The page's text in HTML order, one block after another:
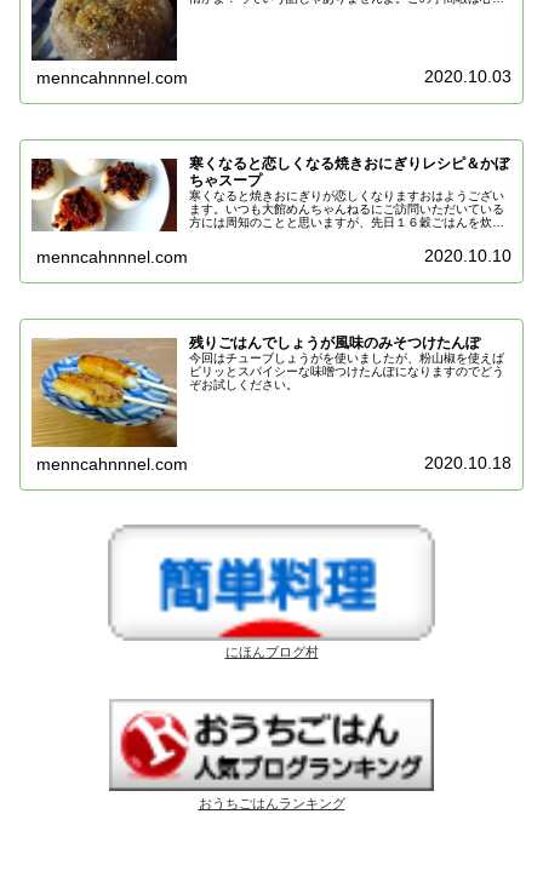
menncahnnnel.com 2020.10.03
寒くなると恋しくなる焼きおにぎりレシピ＆かぼ
ちゃスープ
寒くなると焼きおにぎりが恋しくなりますおはようござい
ます。いつも大館めんちゃんねるにご訪問いただいている
方には周知のことと思いますが、先日１６穀ごはんを炊い
menncahnnnel.com 2020.10.10
残りごはんでしょうが風味のみそつけたんぽ
今回はチューブしょうがを使いましたが、粉山椒を使えば
ピリッとスパイシーな味噌つけたんぽになりますのでどう
ぞお試しください。
menncahnnnel.com 2020.10.18
にほんブログ村
おうちごはんランキング